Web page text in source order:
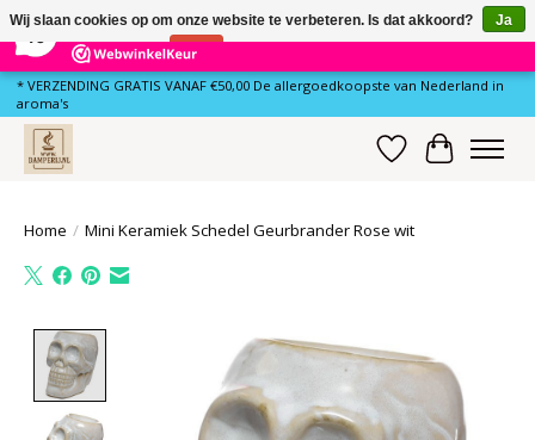
80 Reviews ×
* VERZENDING GRATIS VANAF €50,00 De allergoedkoopste van Nederland in
aroma's
Verlanglijst
Home / Mini Keramiek Schedel Geurbrander Rose wit
Product image slideshow Items
Wij slaan cookies op om onze website te verbeteren. Is dat akkoord?
Ja
Nee